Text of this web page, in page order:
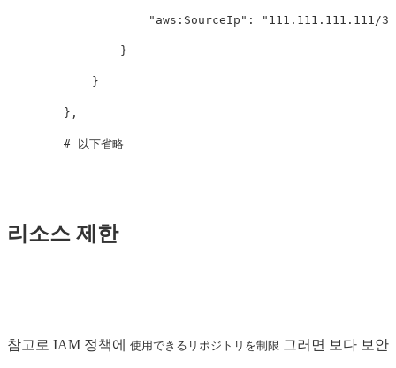
"aws:SourceIp" : "111.111.111.111/
}
}
},
# 以下省略
리소스 제한
참고로 IAM 정책에 使用できるリポジトリを制限 그러면 보다 보안